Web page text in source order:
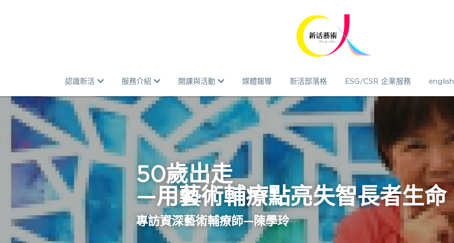
認識新活 服務介紹 開課與活動 媒體報導 新活部落格 ESG/CSR 企業服務 english
50歲出走
—用藝術輔療點亮失智長者生命
專訪資深藝術輔療師—陳學玲